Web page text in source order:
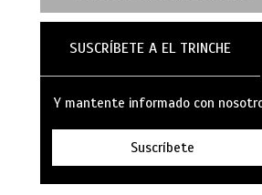
SUSCRÍBETE A EL TRINCHE
Y mantente informado con
Suscríbete